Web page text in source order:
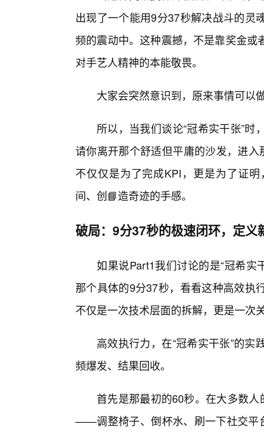
出现了一个能用9分37秒解决战斗的灵
频的震动中。这种震撼，不是靠奖金
对手艺人精神的本能敬畏。
大家会突然意识到，原来事情可以
所以，当我们谈论“冠希实干张”
请你离开那个舒适但平庸的沙发，进
不仅仅是为了完成KPI，更是为了证
间、创📘造奇迹的手感。
破局：9分37秒的极速闭环，定义
如果说Part1我们讨论的是“冠希实
那个具体的9分37秒，看看这种高效执
不仅是一次技术层面的拆解，更是一次
高效执行力，在“冠希实干张”的
频爆发、结果回收。
首先是那最初的60秒。在大多数
——调整椅子、倒杯水、刷一下社交平